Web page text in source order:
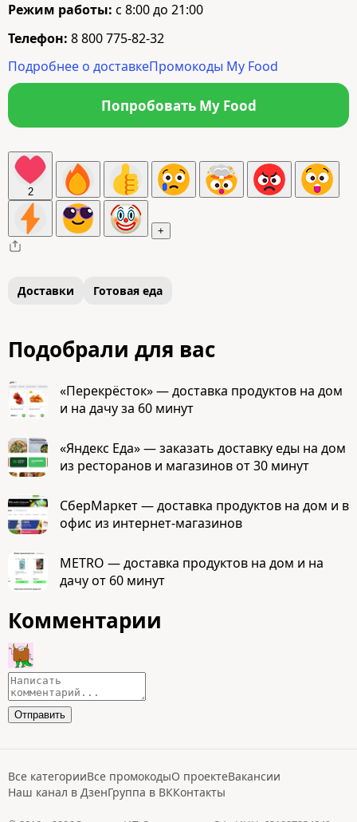
Режим работы: с 8:00 до 21:00
Телефон: 8 800 775-82-32
Подробнее о доставкеПромокоды My Food
Попробовать My Food
2
+
Доставки Готовая еда
Подобрали для вас
«Перекрёсток» — доставка продуктов на дом
и на дачу за 60 минут
«Яндекс Еда» — заказать доставку еды на дом
из ресторанов и магазинов от 30 минут
CберМаркет — доставка продуктов на дом и в
офис из интернет-магазинов
METRO — доставка продуктов на дом и на
дачу от 60 минут
Комментарии
Все категорииВсе промокодыО проектеВакансии
Наш канал в ДзенГруппа в ВККонтакты